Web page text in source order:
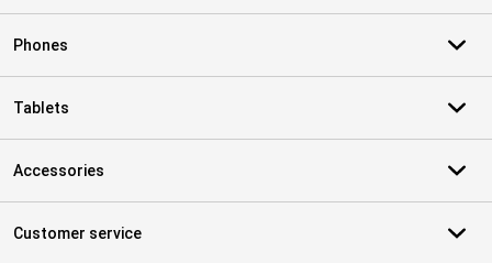
Phones
Tablets
Accessories
Customer service